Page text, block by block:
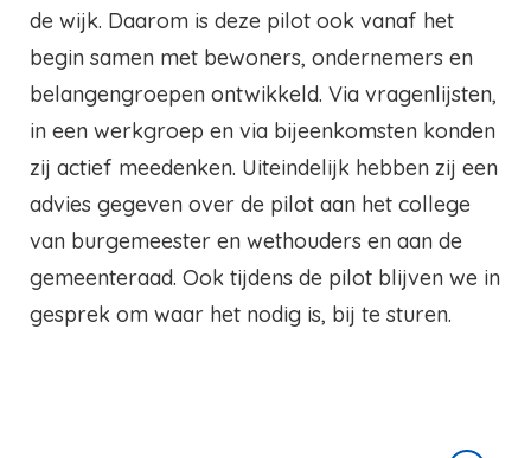
de wijk. Daarom is deze pilot ook vanaf het
begin samen met bewoners, ondernemers en
belangengroepen ontwikkeld. Via vragenlijsten,
in een werkgroep en via bijeenkomsten konden
zij actief meedenken. Uiteindelijk hebben zij een
advies gegeven over de pilot aan het college
van burgemeester en wethouders en aan de
gemeenteraad. Ook tijdens de pilot blijven we in
gesprek om waar het nodig is, bij te sturen.